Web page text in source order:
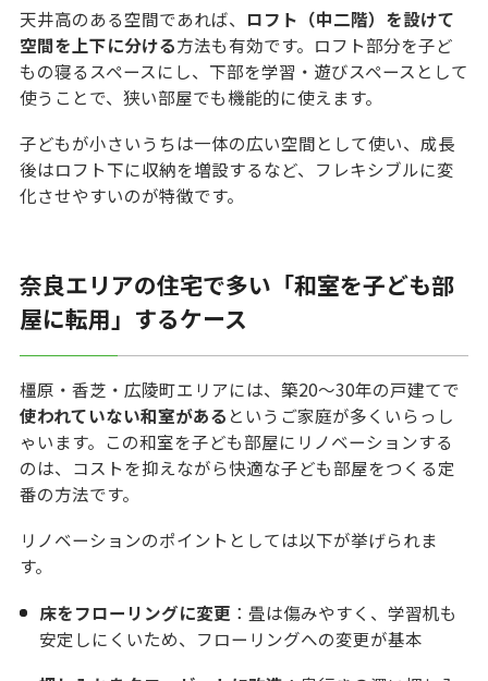
天井高のある空間であれば、 ロフト（中二階）を設けて
空間を上下に分ける方法も有効です。ロフト部分を子ど
もの寝るスペースにし、下部を学習・遊びスペースとして
使うことで、狭い部屋でも機能的に使えます。
子どもが小さいうちは一体の広い空間として使い、成長
後はロフト下に収納を増設するなど、フレキシブルに変
化させやすいのが特徴です。
奈良エリアの住宅で多い「和室を子ども部
屋に転用」するケース
橿原・香芝・広陵町エリアには、築20〜30年の戸建てで
使われていない和室がある というご家庭が多くいらっし
ゃいます。この和室を子ども部屋にリノベーションする
のは、コストを抑えながら快適な子ども部屋をつくる定
番の方法です。
リノベーションのポイントとしては以下が挙げられま
す。
床をフローリングに変更 ：畳は傷みやすく、学習机も
安定しにくいため、フローリングへの変更が基本